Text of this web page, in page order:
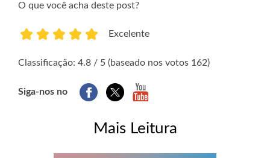
O que você acha deste post?
Excelente
Classificação: 4.8 / 5 (baseado nos votos 162)
Siga-nos no
Mais Leitura